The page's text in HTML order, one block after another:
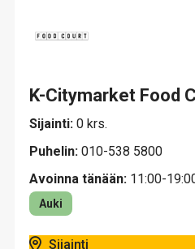
K-Citymarket Food
Sijainti: 0 krs.
Puhelin: 010-538 5800
Avoinna tänään: 11:00-
Auki
Sijainti